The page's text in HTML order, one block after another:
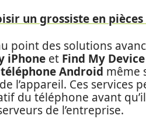
un grossiste en
point des solutions
iPhone et Find My Device
téléphone Android même
l’appareil. Ces services
du téléphone avant
de l’entreprise.